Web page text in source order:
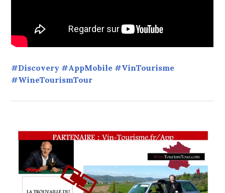
#Discovery #AppMobile #VinTourisme
#WineTourismTour